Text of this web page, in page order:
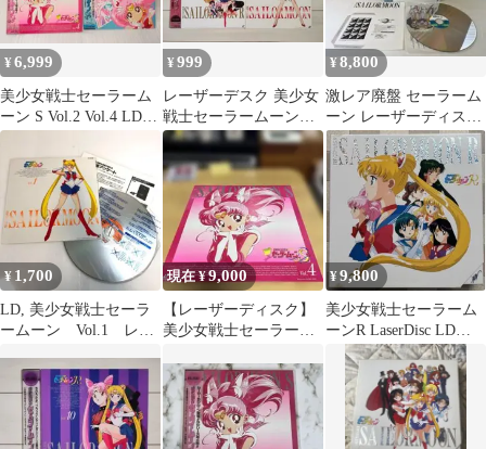
¥6,999
美少女戦士セーラーム
ーン S Vol.2 Vol.4 LD
レーザーディスク
¥999
レーザーデスク 美少女
戦士セーラームーンR
劇場版 他1作品
¥8,800
激レア廃盤 セーラーム
ーン レーザーディスク
第12巻 1993年 特典付
美盤
¥ 1,700
LD, 美少女戦士セーラ
ームーン Vol.1 レー
現在 ¥9,000
【レーザーディスク】
美少女戦士セーラーム
話
¥9,800
美少女戦士セーラーム
ーンR LaserDisc LD
BOX